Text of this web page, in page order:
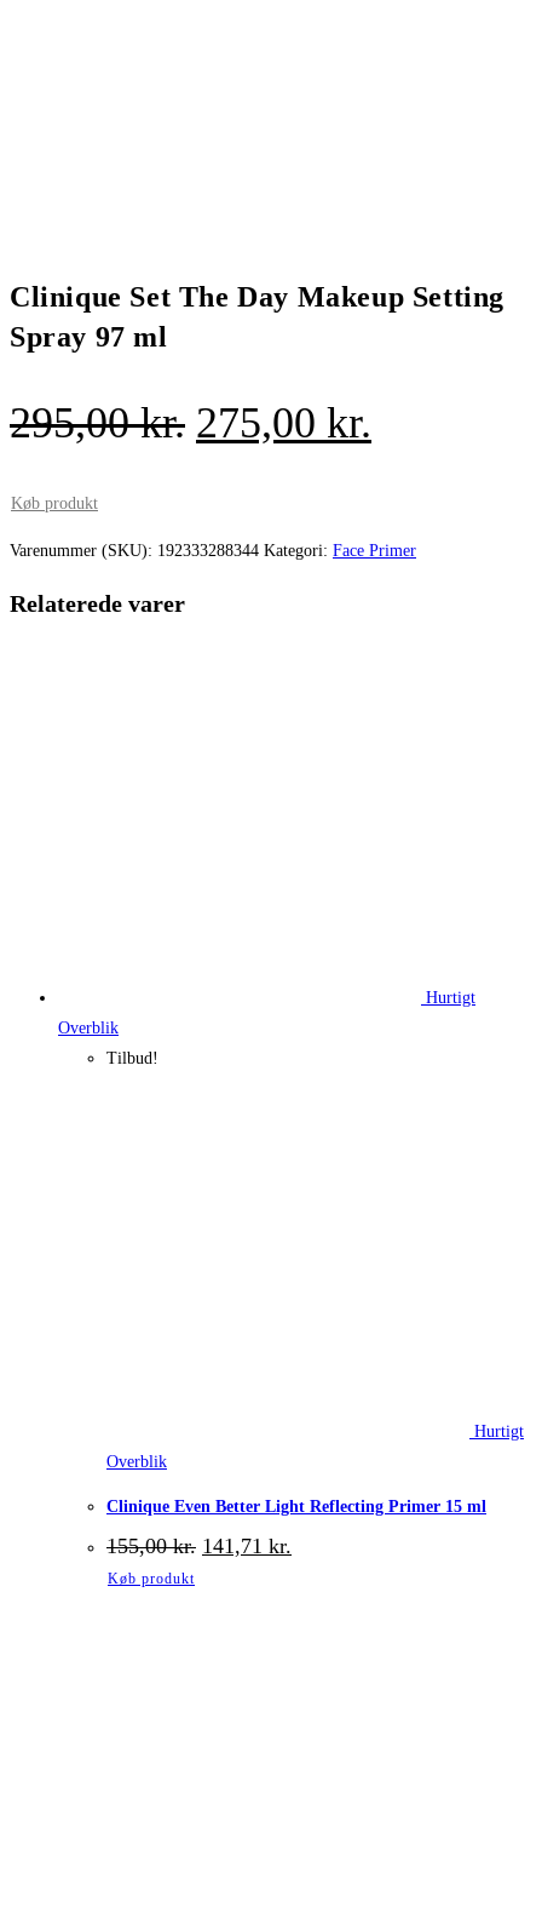
Clinique Set The Day Makeup Setting
Spray 97 ml
295,00kr. Den
var:
275,00 kr.
er:
Køb produkt
Varenummer (SKU): 192333288344 Kategori: Face Primer
Relaterede varer
Hurtigt
Overblik
Tilbud!
Hurtigt
Overblik
Clinique Even Better Light Reflecting Primer 15 ml
155,00kr. Den
oprindelige
141,71 kr.
Køb produkt